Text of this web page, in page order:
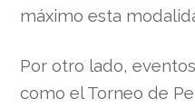
máximo esta
Por otro lado,
como el Torneo de